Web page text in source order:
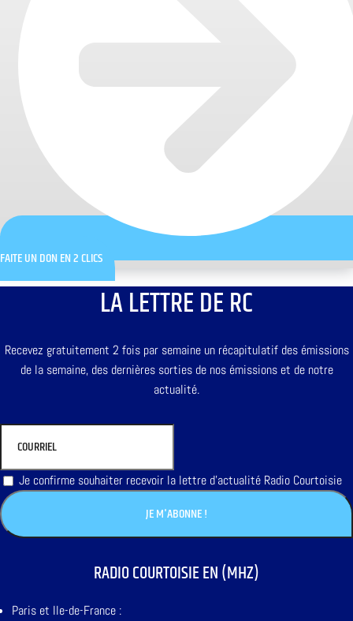
FAITE UN DON EN 2 CLICS
LA LETTRE DE RC
Recevez gratuitement 2 fois par semaine un récapitulatif des émissions
de la semaine, des dernières sorties de nos émissions et de notre
actualité.
Je confirme souhaiter recevoir la lettre d'actualité Radio Courtoisie
RADIO COURTOISIE EN (MHZ)
Paris et Ile-de-France :